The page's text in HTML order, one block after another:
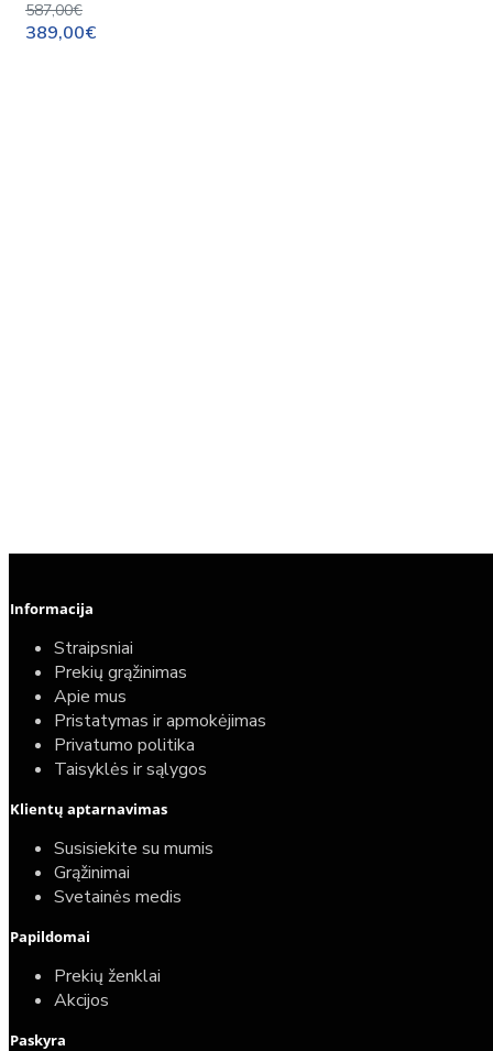
587,00€
389,00€
Informacija
Straipsniai
Prekių grąžinimas
Apie mus
Pristatymas ir apmokėjimas
Privatumo politika
Taisyklės ir sąlygos
Klientų aptarnavimas
Susisiekite su mumis
Grąžinimai
Svetainės medis
Papildomai
Prekių ženklai
Akcijos
Paskyra